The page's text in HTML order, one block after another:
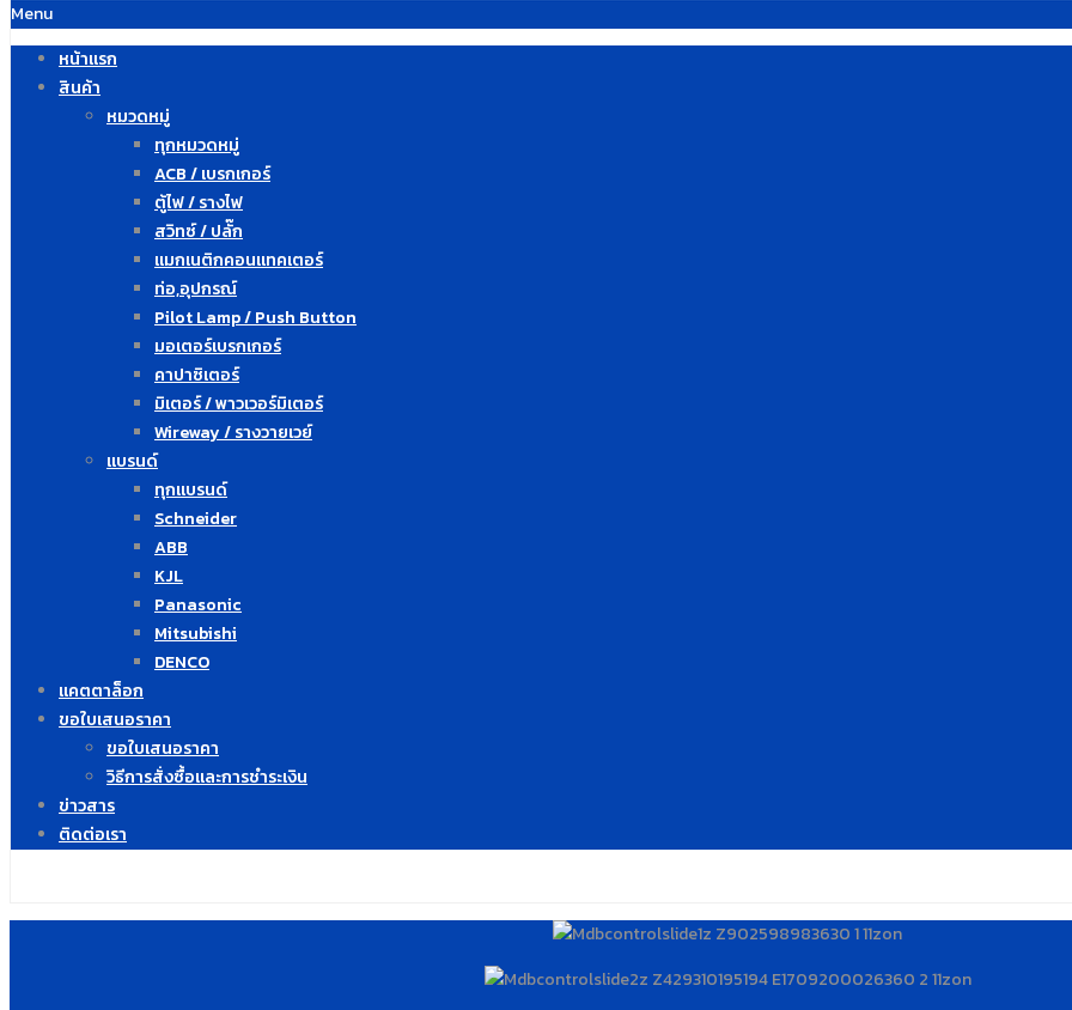
Menu
หน้าแรก
สินค้า
หมวดหมู่
ทุกหมวดหมู่
ACB / เบรกเกอร์
ตู้ไฟ / รางไฟ
สวิทซ์ / ปลั๊ก
แมกเนติกคอนแทคเตอร์
ท่อ,อุปกรณ์
Pilot Lamp / Push Button
มอเตอร์เบรกเกอร์
คาปาซิเตอร์
มิเตอร์ / พาวเวอร์มิเตอร์
Wireway / รางวายเวย์
แบรนด์
ทุกแบรนด์
Schneider
ABB
KJL
Panasonic
Mitsubishi
DENCO
แคตตาล็อก
ขอใบเสนอราคา
ขอใบเสนอราคา
วิธีการสั่งซื้อและการชำระเงิน
ข่าวสาร
ติดต่อเรา